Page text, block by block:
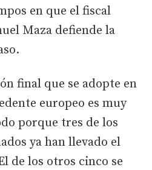
en que el fiscal
Maza defiende la
final que se adopte en
europeo es muy
porque tres de los
ya han llevado el
de los otros cinco se